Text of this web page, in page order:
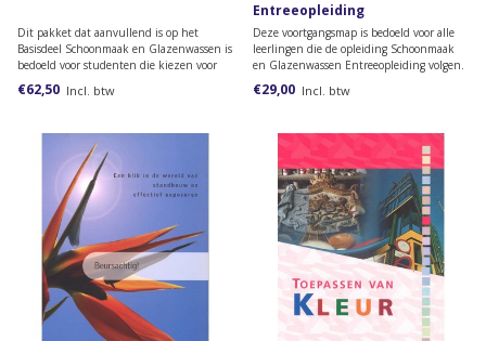
Dit pakket dat aanvullend is op het
Basisdeel Schoonmaak en Glazenwassen is
bedoeld voor studenten die kiezen voor
het nieuwe profiel (Ambulant) objectleider
niveau 3.
€62,50 Incl. btw
Entreeopleiding
Deze voortgangsmap is bedoeld voor alle
leerlingen die de opleiding Schoonmaak
en Glazenwassen Entreeopleiding volgen.
In de map vind je onder andere informatie
over de opleiding en een
opdrachten.
€29,00 Incl. btw